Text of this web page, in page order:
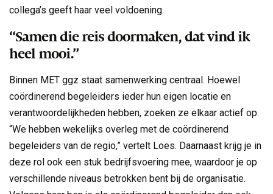
collega’s geeft haar veel voldoening.
“Samen die reis doormaken, dat vind ik
heel mooi.”
Binnen MET ggz staat samenwerking centraal. Hoewel
coördinerend begeleiders ieder hun eigen locatie en
verantwoordelijkheden hebben, zoeken ze elkaar actief op.
“We hebben wekelijks overleg met de coördinerend
begeleiders van de regio,” vertelt Loes. Daarnaast krijg je in
deze rol ook een stuk bedrijfsvoering mee, waardoor je op
verschillende niveaus betrokken bent bij de organisatie.